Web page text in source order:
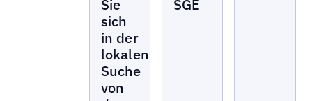
Sie
sich
in der
lokalen
Suche
von
SGE